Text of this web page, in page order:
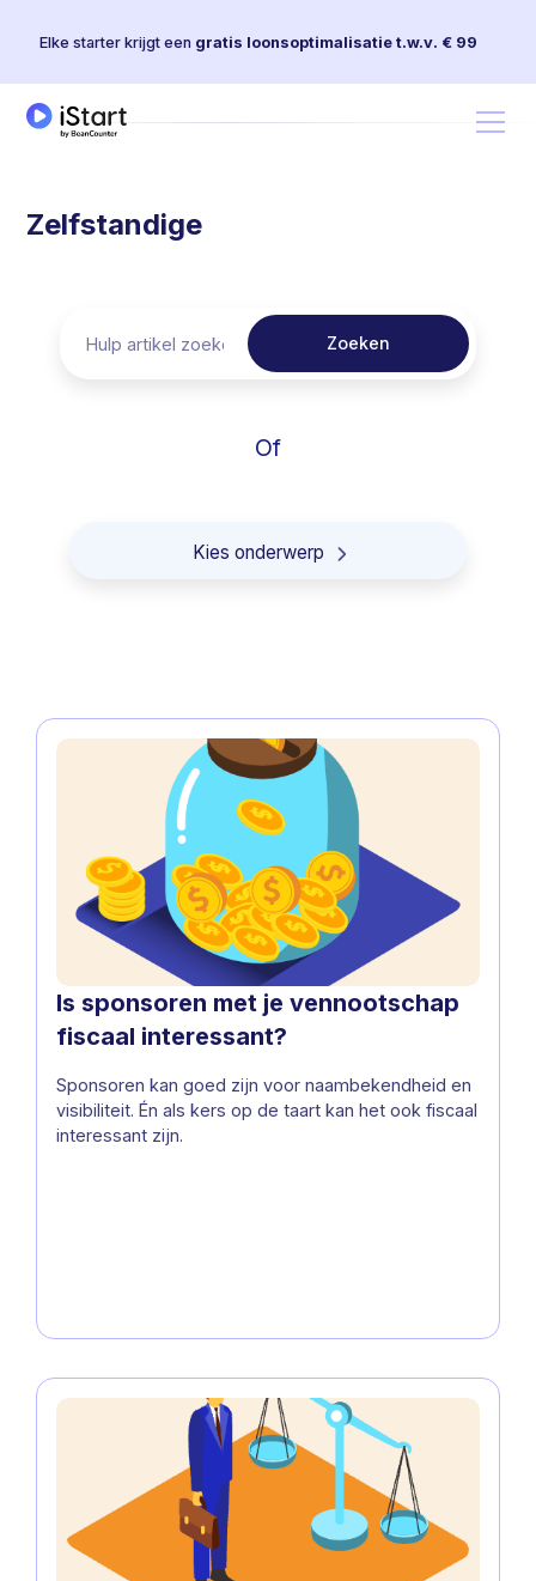
Elke starter krijgt een gratis loonsoptimalisatie t.w.v. € 99
Zelfstandige
Kies onderwerp
Zelfstandige
Belastingen
Eenmanszaak in bijberoep
Eenmanszaak in hoofdberoep
Vennootschap
Of
Is sponsoren met je vennootschap
fiscaal interessant?
Sponsoren kan goed zijn voor naambekendheid en
visibiliteit. Én als kers op de taart kan het ook fiscaal
interessant zijn.